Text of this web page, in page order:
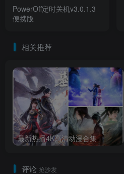
PowerOff定时关机v3.0.1.3
便携版
相关推荐
最新热播4K高清动漫合集
评论 抢沙发